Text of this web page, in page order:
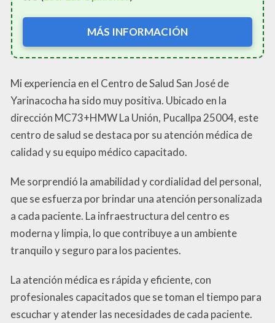
MÁS INFORMACIÓN
Mi experiencia en el Centro de Salud San José de
Yarinacocha ha sido muy positiva. Ubicado en la
dirección MC73+HMW La Unión, Pucallpa 25004, este
centro de salud se destaca por su atención médica de
calidad y su equipo médico capacitado.
Me sorprendió la amabilidad y cordialidad del personal,
que se esfuerza por brindar una atención personalizada
a cada paciente. La infraestructura del centro es
moderna y limpia, lo que contribuye a un ambiente
tranquilo y seguro para los pacientes.
La atención médica es rápida y eficiente, con
profesionales capacitados que se toman el tiempo para
escuchar y atender las necesidades de cada paciente.